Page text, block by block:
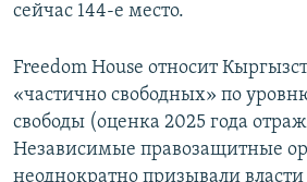
сейчас 144-е место.
Freedom House относит
«частично свободных» по
свободы (оценка 2025 года
Независимые правозащитные
неоднократно призывали власти